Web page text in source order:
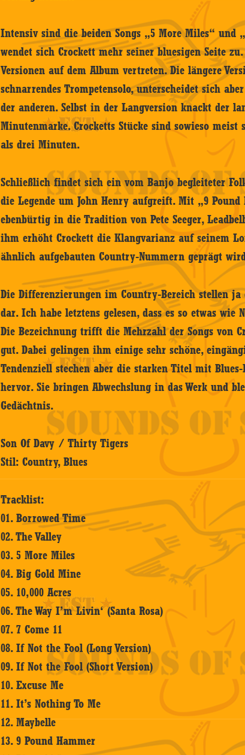
Intensiv sind die beiden Songs „5 More Miles“ und
wendet sich Crockett mehr seiner bluesigen Seite
Versionen auf dem Album vertreten. Die längere
schnarrendes Trompetensolo, unterscheidet sich
der anderen. Selbst in der Langversion knackt der
Minutenmarke. Crocketts Stücke sind sowieso
als drei Minuten.
Schließlich findet sich ein vom Banjo begleiteter
die Legende um John Henry aufgreift. Mit „9
ebenbürtig in die Tradition von Pete Seeger,
ihm erhöht Crockett die Klangvarianz auf seinem
ähnlich aufgebauten Country-Nummern geprägt
Die Differenzierungen im Country-Bereich stellen ja
dar. Ich habe letztens gelesen, dass es so etwas
Die Bezeichnung trifft die Mehrzahl der Songs von
gut. Dabei gelingen ihm einige sehr schöne,
Tendenziell stechen aber die starken Titel mit
hervor. Sie bringen Abwechslung in das Werk und
Gedächtnis.
Son Of Davy / Thirty Tigers
Stil: Country, Blues
Tracklist:
01. Borrowed Time
02. The Valley
03. 5 More Miles
04. Big Gold Mine
05. 10,000 Acres
06. The Way I’m Livin‘ (Santa Rosa)
07. 7 Come 11
08. If Not the Fool (Long Version)
09. If Not the Fool (Short Version)
10. Excuse Me
11. It’s Nothing To Me
12. Maybelle
13. 9 Pound Hammer